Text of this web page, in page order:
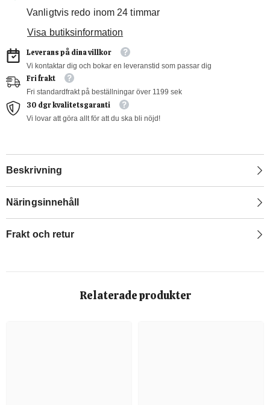
Vanligtvis redo inom 24 timmar
Visa butiksinformation
Leverans på dina villkor
Vi kontaktar dig och bokar en leveranstid som passar dig
Fri frakt
Fri standardfrakt på beställningar över 1199 sek
30 dgr kvalitetsgaranti
Vi lovar att göra allt för att du ska bli nöjd!
Beskrivning
Näringsinnehåll
Frakt och retur
Relaterade produkter